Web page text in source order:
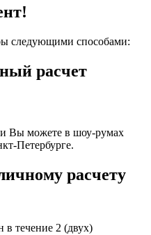
следующими способами:
расчет
Вы можете в шоу-румах
Петербурге.
расчету
в течение 2 (двух)